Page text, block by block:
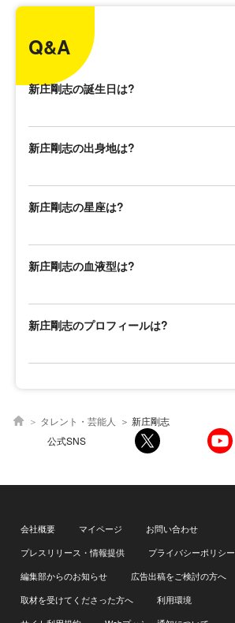
Q&A
新庄剛志の誕生日は?
新庄剛志の出身地は?
新庄剛志の星座は?
新庄剛志の血液型は?
新庄剛志のプロフィールは?
タレント・芸能人
新庄剛志
公式SNS
会社概要 マイページ
お問い合わせ
プレスリリース・情報提供
プライバシーポリシー
編集部からのお知らせ
広告出稿をご検討の方へ
取材を受けてくださった方へ
利用環境